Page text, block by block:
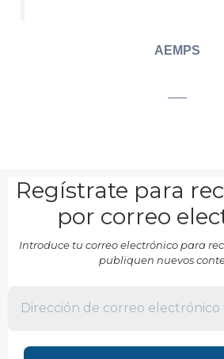
AEMPS
Regístrate para
por correo
Introduce tu correo electrónico para
publiquen nuevos